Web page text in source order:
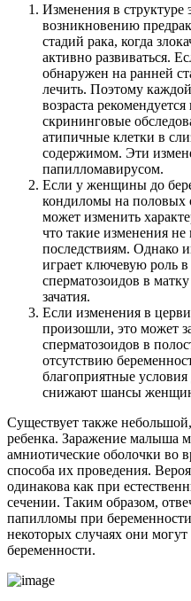
Изменения в структуре
возникновению
стадий рака, когда
активно развиваться.
обнаружен на ранней
лечить. Поэтому
возраста
скрининговые
атипичные клетки в
содержимом. Эти
папилломавирусом.
Если у женщины до
кондиломы на половых
может изменить
что такие изменения
последствиям. Однако
играет ключевую роль
сперматозоидов в
зачатия.
Если изменения в
произошли, это может
сперматозоидов в
отсутствию
благоприятные
снижают шансы
Существует также
ребенка. Заражение малыша
амниотические оболочки во
способа их проведения.
одинакова как при
сечении. Таким образом,
папилломы при
некоторых случаях они
беременности.